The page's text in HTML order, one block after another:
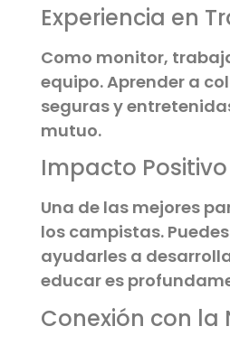
Experiencia en
Como monitor,
equipo. Aprender a
seguras y
mutuo.
Impacto
Una de las mejores
los campistas.
ayudarles a
educar es
Conexión con la